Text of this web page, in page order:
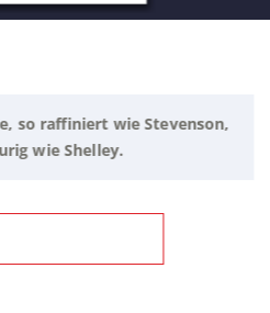
so raffiniert wie Stevenson,
wie Shelley.